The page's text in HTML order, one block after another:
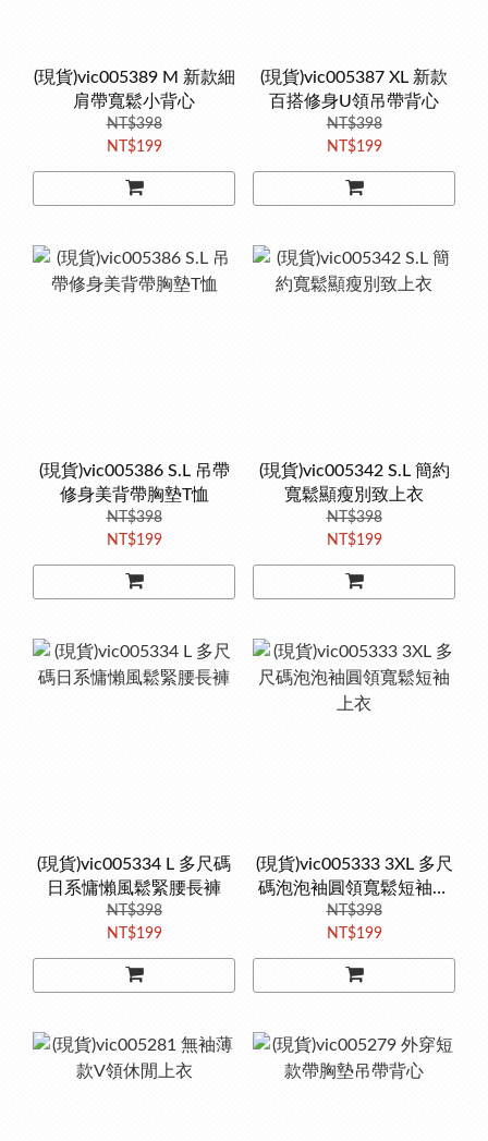
(現貨)vic005389 M 新款細
肩帶寬鬆小背心
NT$398
NT$199
(現貨)vic005387 XL 新款
百搭修身U領吊帶背心
NT$398
NT$199
(現貨)vic005386 S.L 吊帶
修身美背帶胸墊T恤
NT$398
NT$199
(現貨)vic005342 S.L 簡約
寬鬆顯瘦別致上衣
NT$398
NT$199
(現貨)vic005334 L 多尺碼
日系慵懶風鬆緊腰長褲
NT$398
NT$199
(現貨)vic005333 3XL 多尺
碼泡泡袖圓領寬鬆短袖上
衣
NT$398
NT$199